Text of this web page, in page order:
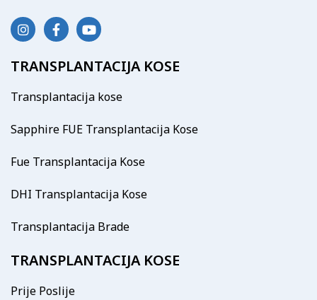
TRANSPLANTACIJA KOSE
Transplantacija kose
Sapphire FUE Transplantacija Kose
Fue Transplantacija Kose
DHI Transplantacija Kose
Transplantacija Brade
TRANSPLANTACIJA KOSE
Prije Poslije